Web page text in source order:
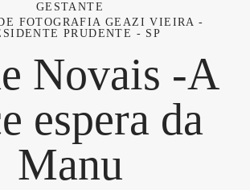
GESTANTE
FOTOGRAFIA GEAZI VIEIRA -
PRUDENTE - SP
Novais -A
espera da
Manu